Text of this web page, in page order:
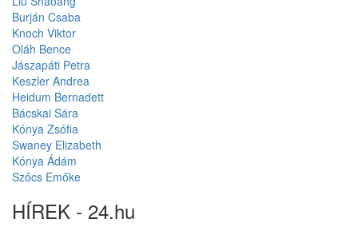
Burján Csaba
Knoch Viktor
Oláh Bence
Jászapáti Petra
Keszler Andrea
Heidum Bernadett
Bácskai Sára
Kónya Zsófia
Swaney Elizabeth
Kónya Ádám
Szőcs Emőke
HÍREK - 24.hu